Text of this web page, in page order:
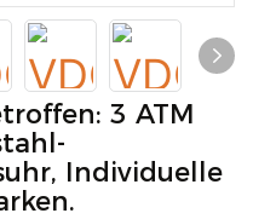
3 ATM
Individuelle